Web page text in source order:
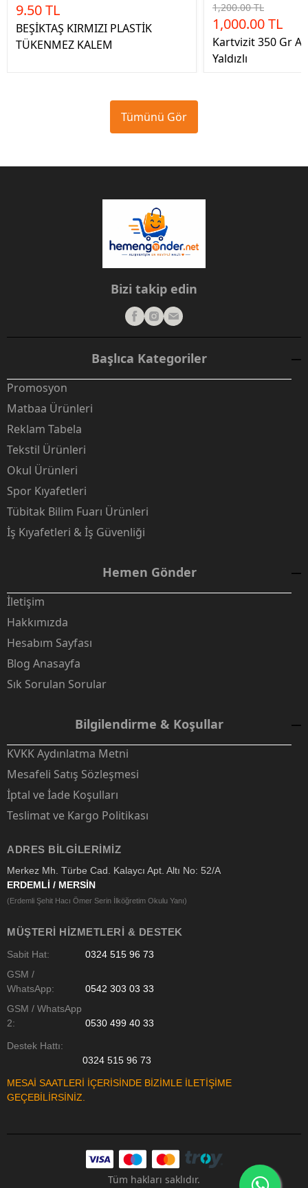
9.50 TL
BEŞİKTAŞ KIRMIZI PLASTİK
TÜKENMEZ KALEM
1,200.00 TL
1,000.00 TL
Kartvizit 350 Gr
Yaldızlı
Tümünü Gör
Bizi takip edin
Başlıca Kategoriler
Promosyon
Matbaa Ürünleri
Reklam Tabela
Tekstil Ürünleri
Okul Ürünleri
Spor Kıyafetleri
Tübitak Bilim Fuarı Ürünleri
İş Kıyafetleri & İş Güvenliği
Hemen Gönder
İletişim
Hakkımızda
Hesabım Sayfası
Blog Anasayfa
Sık Sorulan Sorular
Bilgilendirme & Koşullar
KVKK Aydınlatma Metni
Mesafeli Satış Sözleşmesi
İptal ve İade Koşulları
Teslimat ve Kargo Politikası
ADRES BILGILERIMIZ
Merkez Mh. Türbe Cad. Kalaycı Apt. Altı No: 52/A
ERDEMLİ / MERSİN
(Erdemli Şehit Hacı Ömer Serin İlköğretim Okulu Yanı)
MÜŞTERI HIZMETLERI & DESTEK
Sabit Hat:
0324 515 96 73
GSM /
WhatsApp:
0542 303 03 33
GSM / WhatsApp
2:
0530 499 40 33
Destek Hattı:
0324 515 96 73
MESAİ SAATLERİ İÇERİSİNDE BİZİMLE İLETİŞİME
GEÇEBİLİRSİNİZ.
Tüm hakları saklıdır.